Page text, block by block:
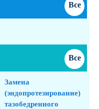
Все
Все
Замена
(эндопротезирование)
тазобедренного